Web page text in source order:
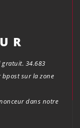
34.683
bpost sur la zone
dans notre